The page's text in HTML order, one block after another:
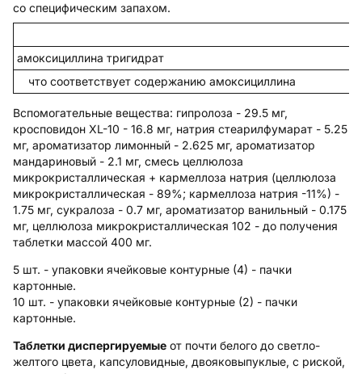
со специфическим запахом.
амоксициллина тригидрат
что соответствует содержанию амоксициллина
Вспомогательные вещества: гипролоза - 29.5 мг,
кросповидон XL-10 - 16.8 мг, натрия стеарилфумарат - 5.25
мг, ароматизатор лимонный - 2.625 мг, ароматизатор
мандариновый - 2.1 мг, смесь целлюлоза
микрокристаллическая + кармеллоза натрия (целлюлоза
микрокристаллическая - 89%; кармеллоза натрия -11%) -
1.75 мг, сукралоза - 0.7 мг, ароматизатор ванильный - 0.175
мг, целлюлоза микрокристаллическая 102 - до получения
таблетки массой 400 мг.
5 шт. - упаковки ячейковые контурные (4) - пачки
картонные.
10 шт. - упаковки ячейковые контурные (2) - пачки
картонные.
Таблетки диспергируемые от почти белого до светло-
желтого цвета, капсуловидные, двояковыпуклые, с риской,